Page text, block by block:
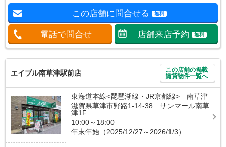
この店舗に問合せる 無料
電話で問合せ 店舗来店予約 無料
エイブル南草津駅前店
この店舗の掲載
賃貸物件一覧へ
東海道本線<琵琶湖線・JR京都線> 南草津
滋賀県草津市野路1-14-38 サンマール南草
津1F
10:00～18:00
年末年始（2025/12/27～2026/1/3）